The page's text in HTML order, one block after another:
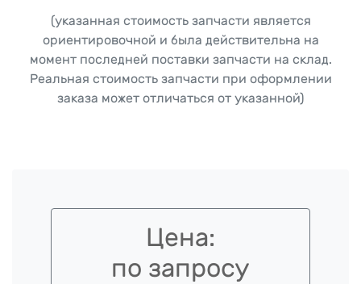
(указанная стоимость запчасти является
ориентировочной и была действительна на
момент последней поставки запчасти на склад.
Реальная стоимость запчасти при оформлении
заказа может отличаться от указанной)
Цена:
по запросу